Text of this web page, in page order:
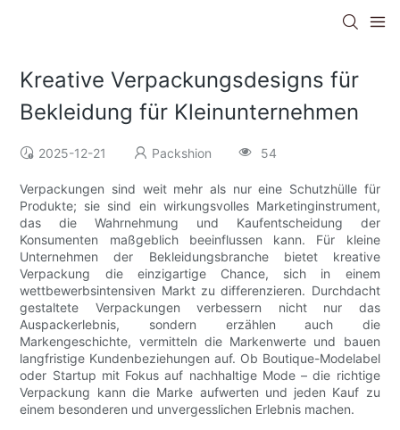
Kreative Verpackungsdesigns für
Bekleidung für Kleinunternehmen
2025-12-21 Packshion 54
Verpackungen sind weit mehr als nur eine Schutzhülle für
Produkte; sie sind ein wirkungsvolles Marketinginstrument,
das die Wahrnehmung und Kaufentscheidung der
Konsumenten maßgeblich beeinflussen kann. Für kleine
Unternehmen der Bekleidungsbranche bietet kreative
Verpackung die einzigartige Chance, sich in einem
wettbewerbsintensiven Markt zu differenzieren. Durchdacht
gestaltete Verpackungen verbessern nicht nur das
Auspackerlebnis, sondern erzählen auch die
Markengeschichte, vermitteln die Markenwerte und bauen
langfristige Kundenbeziehungen auf. Ob Boutique-Modelabel
oder Startup mit Fokus auf nachhaltige Mode – die richtige
Verpackung kann die Marke aufwerten und jeden Kauf zu
einem besonderen und unvergesslichen Erlebnis machen.